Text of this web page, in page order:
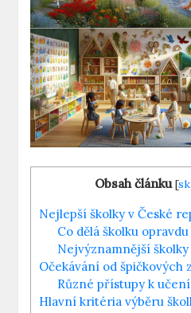
Obsah článku [
Nejlepší školky v České
Co dělá školku
Nejvýznamnější školky
Očekávání od špičkových
Různé přístupy k učení
Hlavní kritéria výběru